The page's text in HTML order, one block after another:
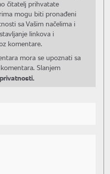
čitatelj prihvatate
mogu biti pronađeni
sa Vašim načelima i
linkova i
komentare.
mora se upoznati sa
Slanjem